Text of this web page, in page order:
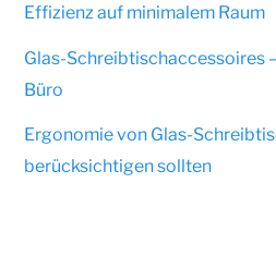
Effizienz auf minimalem Raum
Glas-Schreibtischaccessoires
Büro
Ergonomie von Glas-
berücksichtigen sollten